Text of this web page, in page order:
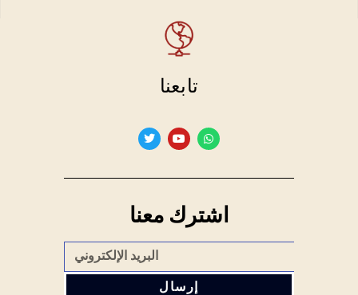
تابعنا
اشترك معنا
إرسال